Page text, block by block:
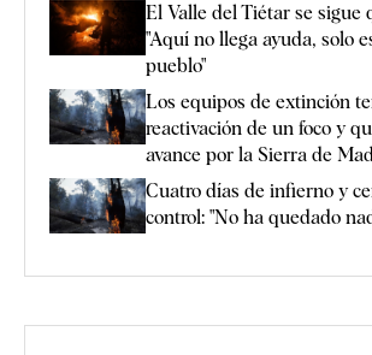
El Valle del Tiétar se sigue
"Aquí no llega ayuda, solo
pueblo"
Los equipos de extinción
reactivación de un foco y
avance por la Sierra de
Cuatro días de infierno y
control: "No ha quedado